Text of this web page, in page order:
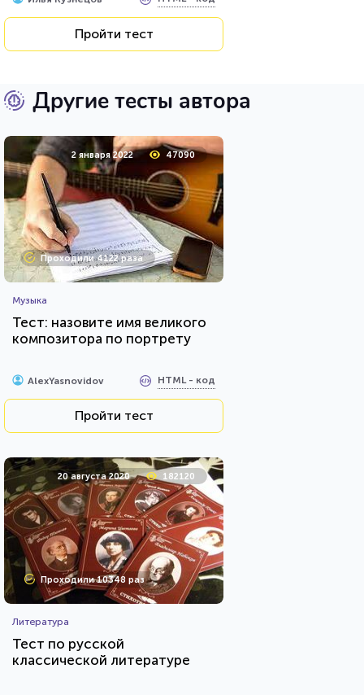
Пройти тест
Другие тесты автора
2 января 2022 47090
Проходили 4122 раза
Музыка
Тест: назовите имя великого
композитора по портрету
AlexYasnovidov HTML - код
Пройти тест
20 августа 2020 182120
Проходили 10348 раз
Литература
Тест по русской
классической литературе